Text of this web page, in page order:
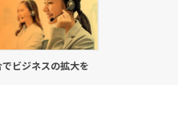
ビジネスの拡大を